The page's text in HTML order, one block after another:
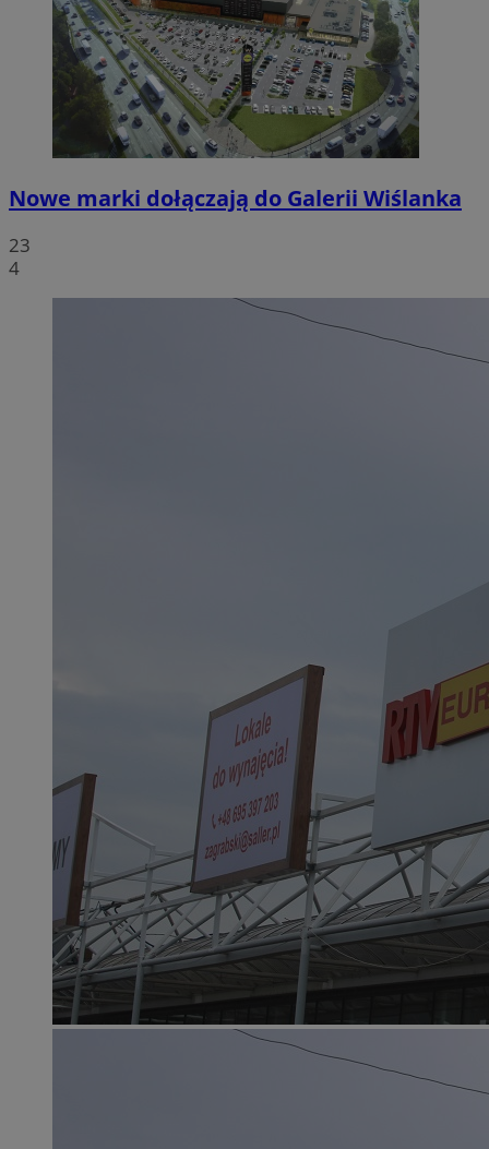
Nowe marki dołączają do Galerii Wiślanka
23
4